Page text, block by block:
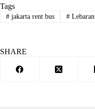
Tags
#jakarta rent bus #Lebaran
SHARE